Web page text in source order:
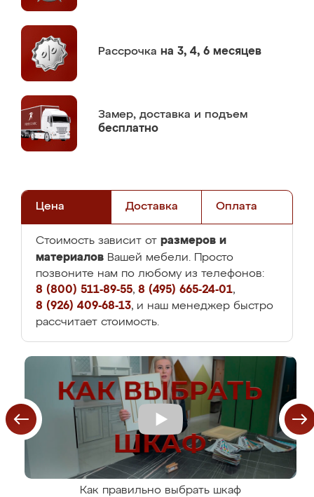
Рассрочка на 3, 4, 6 месяцев
Замер, доставка и подъем
бесплатно
Цена Доставка Оплата
Стоимость зависит от размеров и
материалов Вашей мебели. Просто
позвоните нам по любому из телефонов:
8 (800) 511-89-55, 8 (495) 665-24-01,
8 (926) 409-68-13, и наш менеджер быстро
рассчитает стоимость.
Как правильно выбрать шкаф